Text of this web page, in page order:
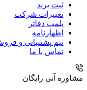
ثبت برند
تغییرات شرکت
پلمپ دفاتر
اظهارنامه
تیم پشتیبانی و
تماس با ما
مشاوره آنی رایگان